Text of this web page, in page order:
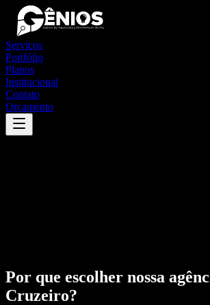
Serviços
Portfólio
Planos
Institucional
Contato
Orçamento
Por que escolher nossa
Cruzeiro?